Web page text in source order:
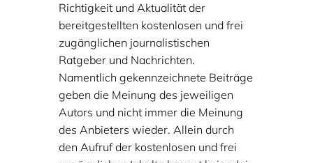
Richtigkeit und Aktualität der
bereitgestellten kostenlosen und frei
zugänglichen journalistischen
Ratgeber und Nachrichten.
Namentlich gekennzeichnete Beiträge
geben die Meinung des jeweiligen
Autors und nicht immer die Meinung
des Anbieters wieder. Allein durch
den Aufruf der kostenlosen und frei